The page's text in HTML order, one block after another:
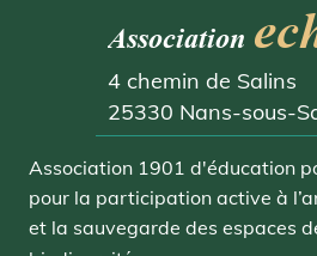
Association
4 chemin de Salins
25330 Nans-sous-
Association 1901 d'éducation
pour la participation active à
et la sauvegarde des espaces